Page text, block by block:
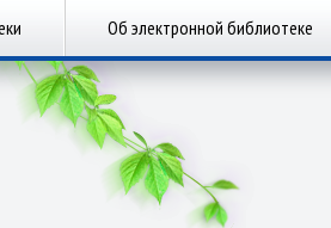
Об электронной библиотеке